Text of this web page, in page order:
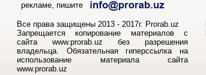
рекламе, пишите
Все права защищены 2013 - 2017г. Prorab.uz
Запрещается копирование материалов с
сайта www.prorab.uz без разрешения
владельца. Обязательная гиперссылка на
использование материала сайта
www.prorab.uz